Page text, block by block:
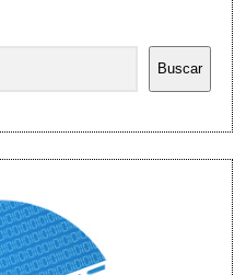
Buscar